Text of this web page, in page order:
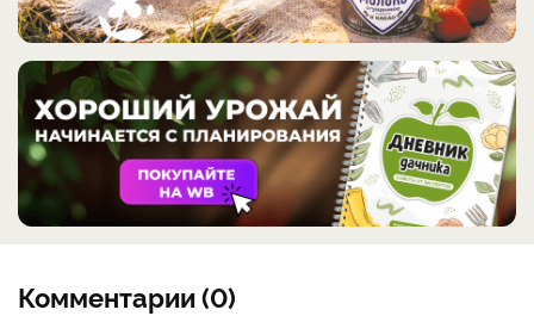
Комментарии (0)